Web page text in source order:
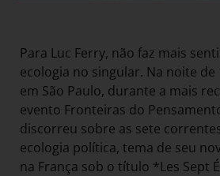
Para Luc Ferry, não faz mais
ecologia no singular. Na noite
em São Paulo, durante a mais
evento Fronteiras do
discorreu sobre as sete
ecologia política, tema de seu
na França sob o título *Les Sept